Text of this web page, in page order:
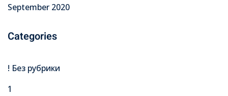
September 2020
Categories
! Без рубрики
1